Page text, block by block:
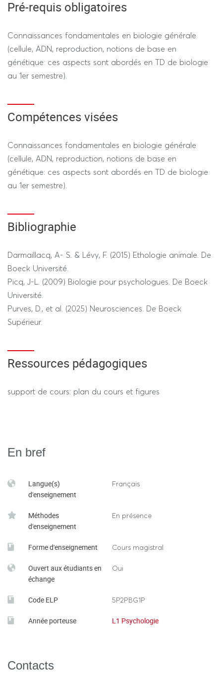
Pré-requis obligatoires
Connaissances fondamentales en biologie générale
(cellule, ADN, reproduction, notions de base en
génétique: ces aspects sont abordés en TD de biologie
au 1er semestre).
Compétences visées
Connaissances fondamentales en biologie générale
(cellule, ADN, reproduction, notions de base en
génétique: ces aspects sont abordés en TD de biologie
au 1er semestre).
Bibliographie
Darmaillacq, A- S. & Lévy, F. (2015) Ethologie animale. De
Boeck Université.
Picq, J-L. (2009) Biologie pour psychologues. De Boeck
Université.
Purves, D., et al. (2025) Neurosciences. De Boeck
Supérieur.
Ressources pédagogiques
support de cours: plan du cours et figures
En bref
Langue(s)
d'enseignement
Français
Méthodes
d'enseignement
En présence
Forme d'enseignement Cours magistral
Ouvert aux étudiants en
échange
Oui
Code ELP 5P2PBG1P
Année porteuse L1 Psychologie
Contacts